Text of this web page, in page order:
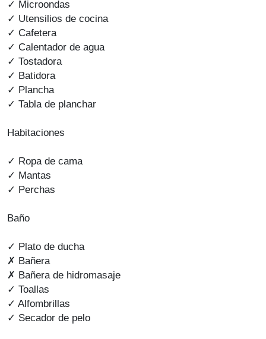
✓ Microondas
✓ Utensilios de cocina
✓ Cafetera
✓ Calentador de agua
✓ Tostadora
✓ Batidora
✓ Plancha
✓ Tabla de planchar
Habitaciones
✓ Ropa de cama
✓ Mantas
✓ Perchas
Baño
✓ Plato de ducha
✗ Bañera
✗ Bañera de hidromasaje
✓ Toallas
✓ Alfombrillas
✓ Secador de pelo